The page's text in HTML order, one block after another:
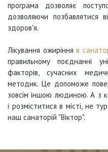
програма дозволяє
дозволяючи позбавлятися
здоров'я.
Лікування ожирінняв
правильному поєднанні
факторів, сучасних
методик. Це допоможе
зовсім іншою людиною. А з
і розміститися в місті, не
наш санаторій "Віктор".